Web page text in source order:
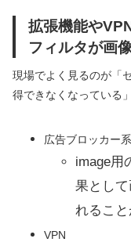
拡張機能や
フィルタが画
現場でよく見るのが「
得できなくなっている
広告ブロッカー
image用
果とし
れること
VPN